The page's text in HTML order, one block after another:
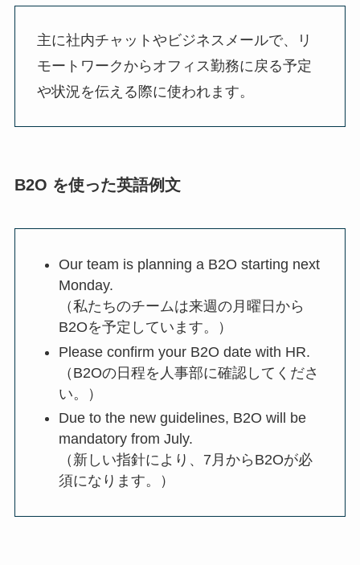
主に社内チャットやビジネスメールで、リ
モートワークからオフィス勤務に戻る予定
や状況を伝える際に使われます。
B2O を使った英語例文
Our team is planning a B2O starting next
Monday.
（私たちのチームは来週の月曜日から
B2Oを予定しています。）
Please confirm your B2O date with HR.
（B2Oの日程を人事部に確認してくださ
い。）
Due to the new guidelines, B2O will be
mandatory from July.
（新しい指針により、7月からB2Oが必
須になります。）